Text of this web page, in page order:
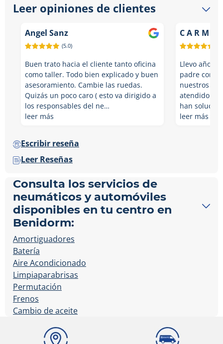
Leer opiniones de clientes
Angel Sanz
(5.0)
Buen trato hacia el cliente tanto oficina
como taller. Todo bien explicado y buen
asesoramiento. Cambie las ruedas.
Quizás un poco caro ( esto va dirigido a
los responsables del ne…
leer más
C A R M E
Llevo años
padre como
nuestros
atendido
han
leer más
Escribir reseña
Leer Reseñas
Consulta los servicios de
neumáticos y automóviles
disponibles en tu centro en
Benidorm:
Amortiguadores
Batería
Aire Acondicionado
Limpiaparabrisas
Permutación
Frenos
Cambio de aceite